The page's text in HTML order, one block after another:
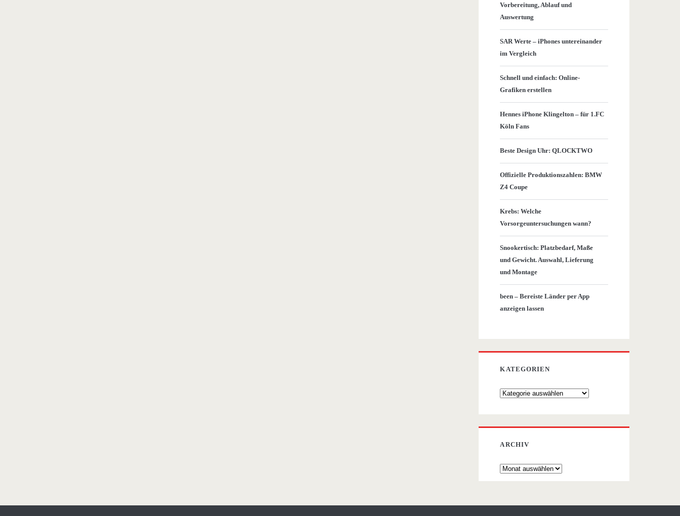
Vorbereitung, Ablauf und
Auswertung
SAR Werte – iPhones untereinander
im Vergleich
Schnell und einfach: Online-
Grafiken erstellen
Hennes iPhone Klingelton – für 1.FC
Köln Fans
Beste Design Uhr: QLOCKTWO
Offizielle Produktionszahlen: BMW
Z4 Coupe
Krebs: Welche
Vorsorgeuntersuchungen wann?
Snookertisch: Platzbedarf, Maße
und Gewicht. Auswahl, Lieferung
und Montage
been – Bereiste Länder per App
anzeigen lassen
KATEGORIEN
Kategorien
ARCHIV
Archiv